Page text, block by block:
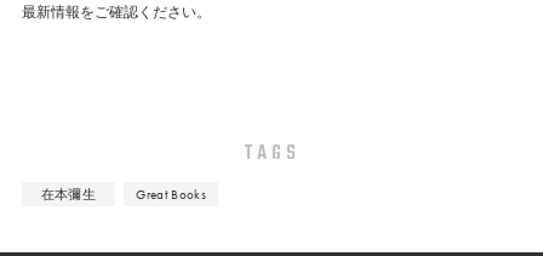
最新情報をご確認ください。
TAGS
在本彌生 Great Books